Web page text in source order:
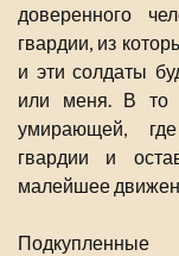
доверенного
гвардии, из
и эти солдаты
или меня. В то
умирающей,
гвардии и
малейшее